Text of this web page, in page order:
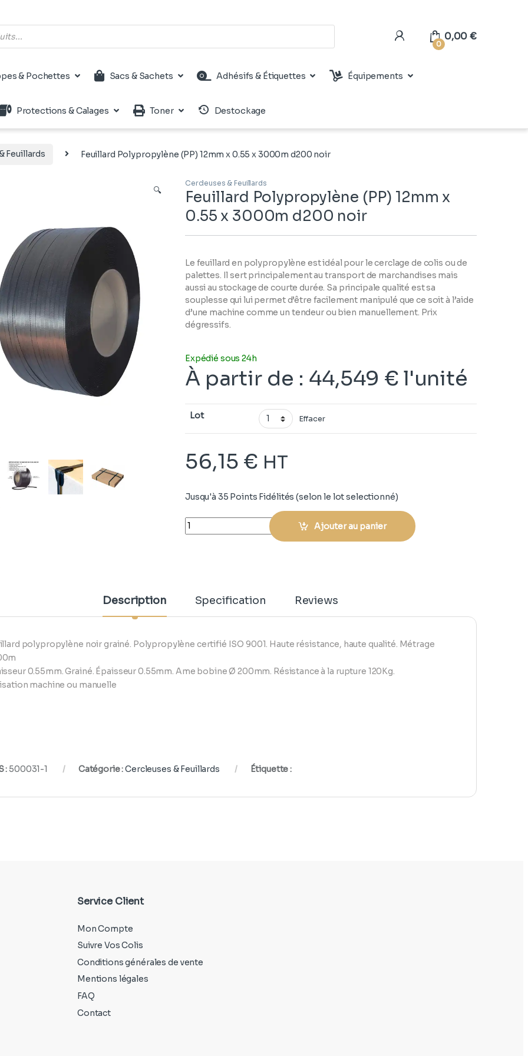
0
0,00€
& Pochettes Sacs & Sachets Adhésifs & Étiquettes Équipements
Protections & Calages Toner Destockage
Feuillards Feuillard Polypropylène (PP) 12mm x 0.55 x 3000m d200 noir
🔍
Cercleuses & Feuillards
Feuillard Polypropylène (PP) 12mm x
0.55 x 3000m d200 noir
Le feuillard en polypropylène est idéal pour le cerclage de colis ou de
palettes. Il sert principalement au transport de marchandises mais
aussi au stockage de courte durée. Sa principale qualité est sa
souplesse qui lui permet d’être facilement manipulé que ce soit à l’aide
d’une machine comme un tendeur ou bien manuellement. Prix
dégressifs.
Expédié sous 24h
À partir de : 44,549 € l'unité
Lot Effacer
56,15 € HT
Jusqu'à 35 Points Fidélités (selon le lot selectionné)
Quantity Ajouter au panier
Description Specification Reviews
polypropylène noir grainé. Polypropylène certifié ISO 9001. Haute résistance, haute qualité. Métrage
0.55mm. Grainé. Épaisseur 0.55mm. Ame bobine Ø 200mm. Résistance à la rupture 120Kg.
machine ou manuelle
: 500031-1 Catégorie :Cercleuses & Feuillards Étiquette :
Service Client
Mon Compte
Suivre Vos Colis
Conditions générales de vente
Mentions légales
FAQ
Contact